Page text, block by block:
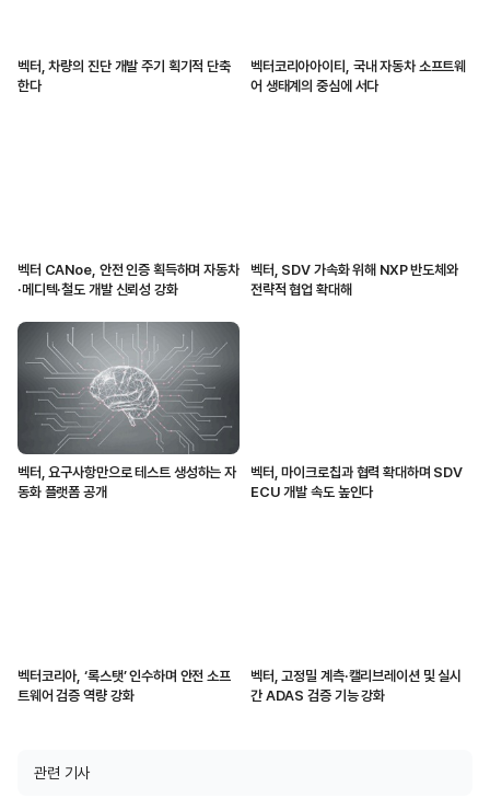
벡터, 차량의 진단 개발 주기 획기적 단축
한다
벡터코리아아이티, 국내 자동차 소프트웨
어 생태계의 중심에 서다
벡터 CANoe, 안전 인증 획득하며 자동차
·메디텍·철도 개발 신뢰성 강화
벡터, SDV 가속화 위해 NXP 반도체와
전략적 협업 확대해
벡터, 요구사항만으로 테스트 생성하는 자
동화 플랫폼 공개
벡터, 마이크로칩과 협력 확대하며 SDV
ECU 개발 속도 높인다
벡터코리아, ‘록스탯’ 인수하며 안전 소프
트웨어 검증 역량 강화
벡터, 고정밀 계측·캘리브레이션 및 실시
간 ADAS 검증 기능 강화
관련 기사